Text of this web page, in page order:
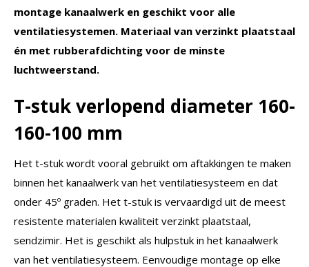
montage kanaalwerk en geschikt voor alle
ventilatiesystemen. Materiaal van verzinkt plaatstaal
én met rubberafdichting voor de minste
luchtweerstand.
T-stuk verlopend diameter 160-
160-100 mm
Het t-stuk wordt vooral gebruikt om aftakkingen te maken
binnen het kanaalwerk van het ventilatiesysteem en dat
onder 45º graden. Het t-stuk is vervaardigd uit de meest
resistente materialen kwaliteit verzinkt plaatstaal,
sendzimir. Het is geschikt als hulpstuk in het kanaalwerk
van het ventilatiesysteem. Eenvoudige montage op elke